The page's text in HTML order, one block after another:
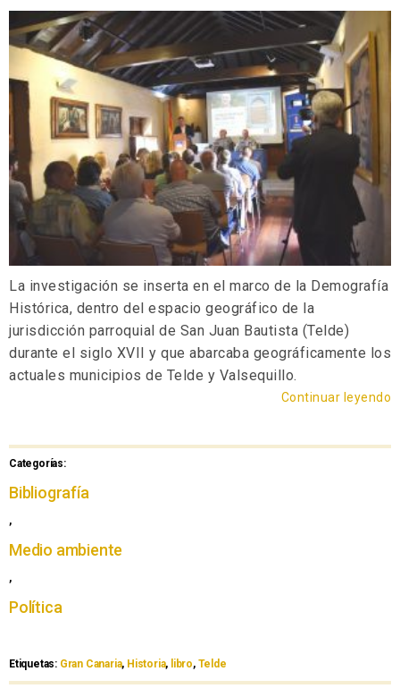
La investigación se inserta en el marco de la Demografía
Histórica, dentro del espacio geográfico de la
jurisdicción parroquial de San Juan Bautista (Telde)
durante el siglo XVII y que abarcaba geográficamente los
actuales municipios de Telde y Valsequillo.
Continuar leyendo
Categorías:
Bibliografía
,
Medio ambiente
,
Política
Etiquetas: Gran Canaria, Historia, libro, Telde